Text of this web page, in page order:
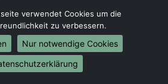
am Rhein nach Frankreich
am Rhein nach
am Rhein nach Italien
verwendet Cookies um die
zu verbessern.
Nur notwendige Cookies